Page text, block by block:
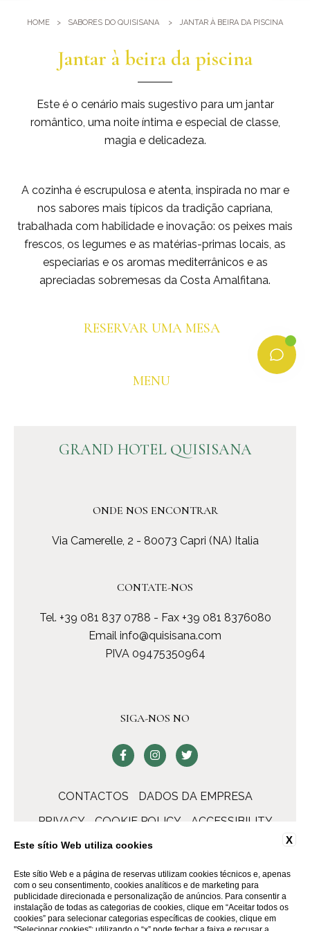
Sauna e banho turco
Onde estamos
Eventos e reuniões
Casamentos em Quisisana
Leaders Club
HOME SABORES DO QUISISANA JANTAR À BEIRA DA PISCINA
Jantar à beira da piscina
Este é o cenário mais sugestivo para um jantar
romântico, uma noite íntima e especial de classe,
magia e delicadeza.
A cozinha é escrupulosa e atenta, inspirada no mar e
nos sabores mais típicos da tradição capriana,
trabalhada com habilidade e inovação: os peixes mais
frescos, os legumes e as matérias-primas locais, as
especiarias e os aromas mediterrânicos e as
apreciadas sobremesas da Costa Amalfitana.
RESERVAR UMA MESA
MENU
GRAND HOTEL QUISISANA
ONDE NOS ENCONTRAR
Via Camerelle, 2 - 80073 Capri (NA) Italia
CONTATE-NOS
Tel. +39 081 837 0788 - Fax +39 081 8376080
Email info@quisisana.com
PIVA 09475350964
SIGA-NOS NO
CONTACTOS
DADOS DA EMPRESA
PRIVACY
COOKIE POLICY ACCESSIBILITY
X
Este sítio Web utiliza cookies
Este sítio Web e a página de reservas utilizam cookies técnicos e, apenas
com o seu consentimento, cookies analíticos e de marketing para
publicidade direcionada e personalização de anúncios. Para consentir a
instalação de todas as categorias de cookies, clique em “Aceitar todos os
cookies” para selecionar categorias específicas de cookies, clique em